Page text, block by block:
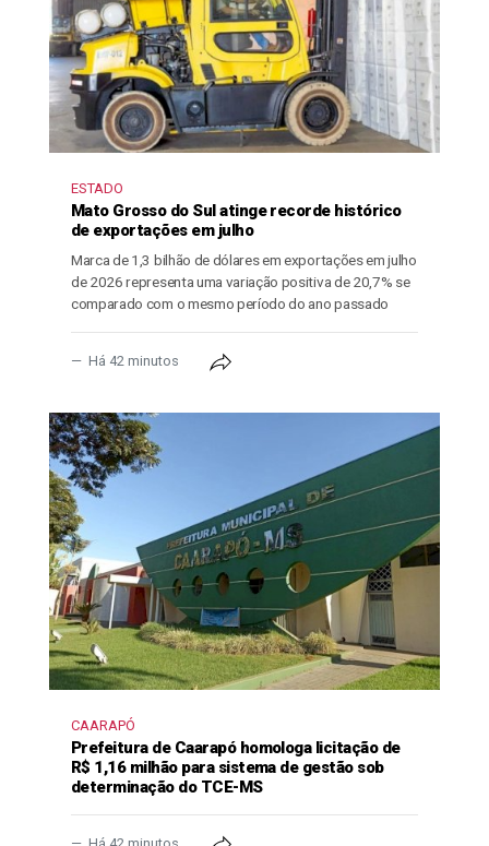
ESTADO
Mato Grosso do Sul atinge recorde histórico
de exportações em julho
Marca de 1,3 bilhão de dólares em exportações em julho
de 2026 representa uma variação positiva de 20,7% se
comparado com o mesmo período do ano passado
Há 42 minutos
CAARAPÓ
Prefeitura de Caarapó homologa licitação de
R$ 1,16 milhão para sistema de gestão sob
determinação do TCE-MS